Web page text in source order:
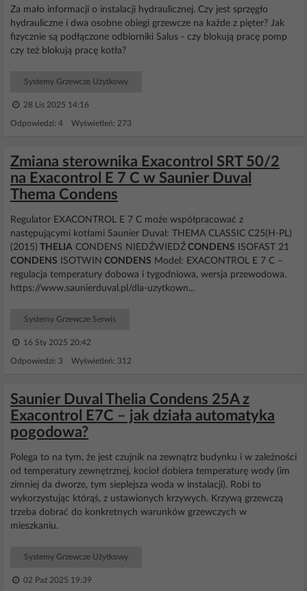
Za mało informacji o instalacji hydraulicznej. Czy jest sprzęgło
hydrauliczne i dwa osobne obiegi grzewcze na każde z pięter? Jak
fizycznie są podłączone odbiorniki Salus - czy blokują pracę pomp
czy też blokują pracę kotła?
Systemy Grzewcze Użytkowy
28 Lis 2025 14:16
Odpowiedzi: 4 Wyświetleń: 273
Zmiana sterownika Exacontrol SRT 50/2
na Exacontrol E 7 C w Saunier Duval
Thema Condens
Regulator EXACONTROL E 7 C może współpracować z
następującymi kotłami Saunier Duval: THEMA CLASSIC C25(H-PL)
(2015) THELIA CONDENS NIEDŹWIEDŹ CONDENS ISOFAST 21
CONDENS ISOTWIN CONDENS Model: EXACONTROL E 7 C –
regulacja temperatury dobowa i tygodniowa, wersja przewodowa.
https://www.saunierduval.pl/dla-uzytkown...
Systemy Grzewcze Serwis
16 Sty 2025 20:42
Odpowiedzi: 3 Wyświetleń: 312
Saunier Duval Thelia Condens 25A z
Exacontrol E7C – jak działa automatyka
pogodowa?
Polega to na tym, że jest czujnik na zewnątrz budynku i w zależności
od temperatury zewnętrznej, kocioł dobiera temperaturę wody (im
zimniej da dworze, tym sieplejsza woda w instalacji). Robi to
wykorzystując którąś, z ustawionych krzywych. Krzywą grzewczą
trzeba dobrać do konkretnych warunków grzewczych w
mieszkaniu.
Systemy Grzewcze Użytkowy
02 Paź 2025 19:39